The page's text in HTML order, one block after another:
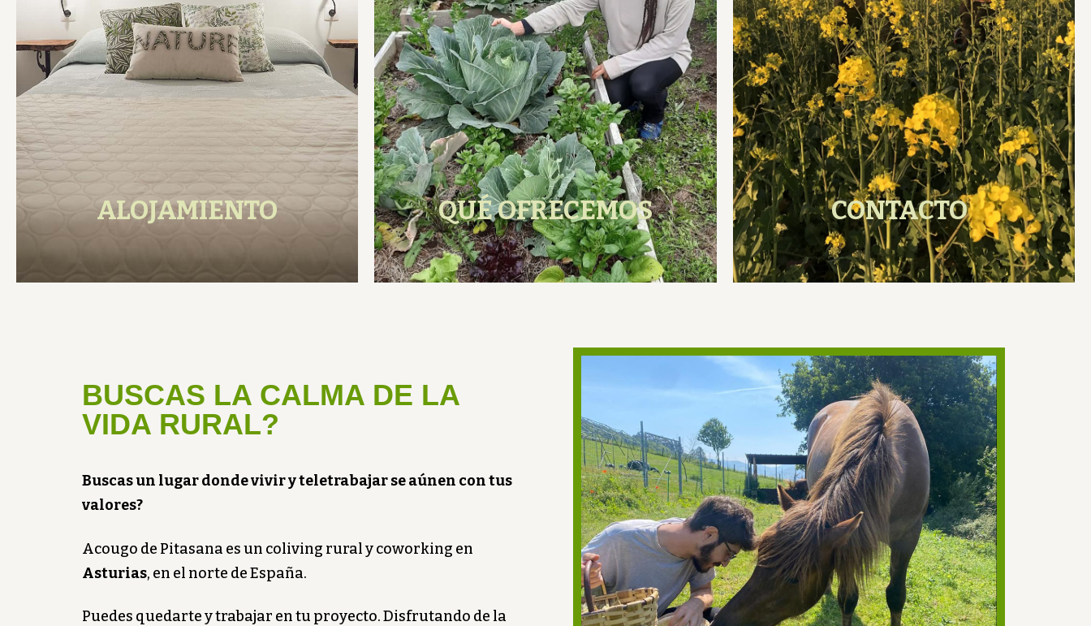
ALOJAMIENTO QUÉ OFRECEMOS CONTACTO
BUSCAS LA CALMA DE LA
VIDA RURAL?
Buscas un lugar donde vivir y teletrabajar se aúnen con tus
valores?
Acougo de Pitasana es un coliving rural y coworking en
Asturias, en el norte de España.
Puedes quedarte y trabajar en tu proyecto. Disfrutando de la